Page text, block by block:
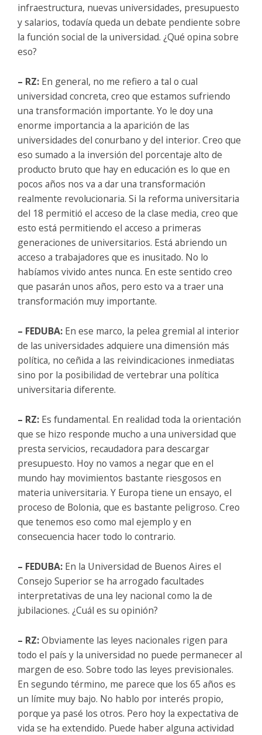
infraestructura, nuevas universidades, presupuesto
y salarios, todavía queda un debate pendiente sobre
la función social de la universidad. ¿Qué opina sobre
eso?
– RZ: En general, no me refiero a tal o cual
universidad concreta, creo que estamos sufriendo
una transformación importante. Yo le doy una
enorme importancia a la aparición de las
universidades del conurbano y del interior. Creo que
eso sumado a la inversión del porcentaje alto de
producto bruto que hay en educación es lo que en
pocos años nos va a dar una transformación
realmente revolucionaria. Si la reforma universitaria
del 18 permitió el acceso de la clase media, creo que
esto está permitiendo el acceso a primeras
generaciones de universitarios. Está abriendo un
acceso a trabajadores que es inusitado. No lo
habíamos vivido antes nunca. En este sentido creo
que pasarán unos años, pero esto va a traer una
transformación muy importante.
– FEDUBA: En ese marco, la pelea gremial al interior
de las universidades adquiere una dimensión más
política, no ceñida a las reivindicaciones inmediatas
sino por la posibilidad de vertebrar una política
universitaria diferente.
– RZ: Es fundamental. En realidad toda la orientación
que se hizo responde mucho a una universidad que
presta servicios, recaudadora para descargar
presupuesto. Hoy no vamos a negar que en el
mundo hay movimientos bastante riesgosos en
materia universitaria. Y Europa tiene un ensayo, el
proceso de Bolonia, que es bastante peligroso. Creo
que tenemos eso como mal ejemplo y en
consecuencia hacer todo lo contrario.
– FEDUBA: En la Universidad de Buenos Aires el
Consejo Superior se ha arrogado facultades
interpretativas de una ley nacional como la de
jubilaciones. ¿Cuál es su opinión?
– RZ:Obviamente las leyes nacionales rigen para
todo el país y la universidad no puede permanecer al
margen de eso. Sobre todo las leyes previsionales.
En segundo término, me parece que los 65 años es
un límite muy bajo. No hablo por interés propio,
porque ya pasé los otros. Pero hoy la expectativa de
vida se ha extendido. Puede haber alguna actividad